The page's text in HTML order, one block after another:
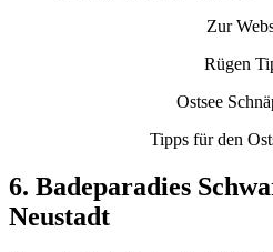
Zur
Rügen
Ostsee
Tipps für den
6. Badeparadies
Neustadt